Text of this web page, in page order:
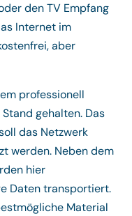
den TV Empfang
Internet im
aber
professionell
gehalten. Das
das Netzwerk
werden. Neben dem
hier
Daten transportiert.
Material